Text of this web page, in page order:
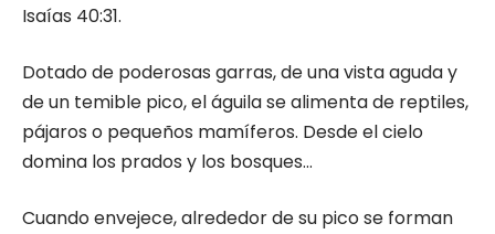
Isaías 40:31.
Dotado de poderosas garras, de una vista aguda y
de un temible pico, el águila se alimenta de reptiles,
pájaros o pequeños mamíferos. Desde el cielo
domina los prados y los bosques…
Cuando envejece, alrededor de su pico se forman